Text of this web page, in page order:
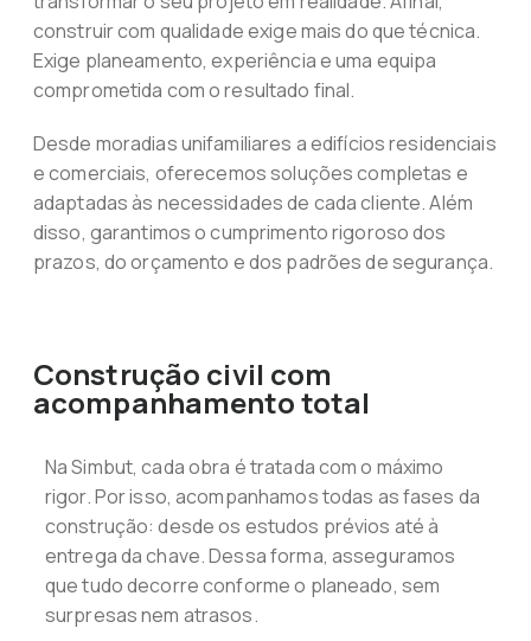
construir com qualidade exige mais do que técnica.
Exige planeamento, experiência e uma equipa
comprometida com o resultado final.
Desde moradias unifamiliares a edifícios residenciais
e comerciais, oferecemos soluções completas e
adaptadas às necessidades de cada cliente. Além
disso, garantimos o cumprimento rigoroso dos
prazos, do orçamento e dos padrões de segurança.
Construção civil com
acompanhamento total
Na Simbut, cada obra é tratada com o máximo
rigor. Por isso, acompanhamos todas as fases da
construção: desde os estudos prévios até à
entrega da chave. Dessa forma, asseguramos
que tudo decorre conforme o planeado, sem
surpresas nem atrasos.